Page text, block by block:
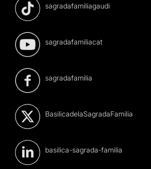
sagradafamiliagaudi
sagradafamiliacat
sagradafamilia
BasilicadelaSagradaFamilia
basilica-sagrada-familia